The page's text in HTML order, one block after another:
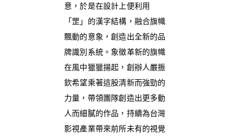
意，於是在設計上便利用
「罡」的漢字結構，融合旗幟
飄動的意象，創造出全新的品
牌識別系統。​​​​​​​象徵革新的旗幟
在風中獵獵揚起，創辦人嚴振
欽希望乘著這股清新而強勁的
力量，帶領團隊創造出更多動
人而細膩的作品，持續為台灣
影視產業帶來前所未有的視覺